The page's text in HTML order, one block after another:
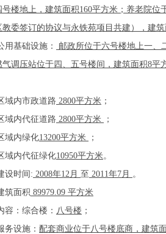
楼地上，建筑面积160平方米；养老院位
教委签订的协议与永铁苑项目共建），建
基础设施：
邮政所位于六号楼地上一、
调压站位于四、五号楼间，建筑面积8
内市政道路 2800平方米 ；
内代征道路 2800平方米
；
内绿化13200平方米
；
内代征绿化10950平方米。
时间: 2008年12月 至 2011年7月 。
面积 89979.09 平方米
：综合楼： 八号楼 ；
设施： 配套商业位于八号楼底商，建筑